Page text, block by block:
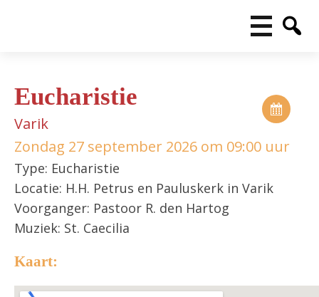
Eucharistie
Varik
Zondag 27 september 2026 om 09:00 uur
Type: Eucharistie
Locatie: H.H. Petrus en Pauluskerk in Varik
Voorganger: Pastoor R. den Hartog
Muziek: St. Caecilia
Kaart: